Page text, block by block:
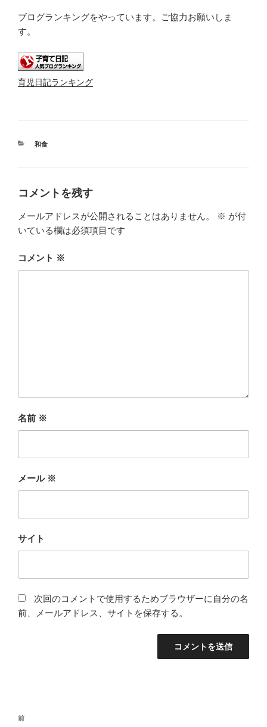
ブログランキングをやっています。ご協力お願いしま
す。
育児日記ランキング
カ
和食
コメントを残す
メールアドレスが公開されることはありません。 ※ が付
いている欄は必須項目です
コメント ※
名前 ※
メール ※
サイト
次回のコメントで使用するためブラウザーに自分の名
前、メールアドレス、サイトを保存する。
投
前
前